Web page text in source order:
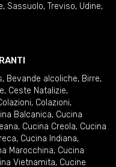
, Sassuolo, Treviso, Udine,
, Bevande alcoliche, Birre,
, Ceste Natalizie,
, Colazioni,
Balcanica, Cucina
, Cucina Creola, Cucina
, Cucina Indiana,
Marocchina, Cucina
Vietnamita, Cucine